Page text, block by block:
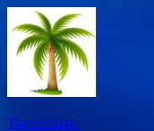
Перейти
к
содержимому
Travel Luxe.